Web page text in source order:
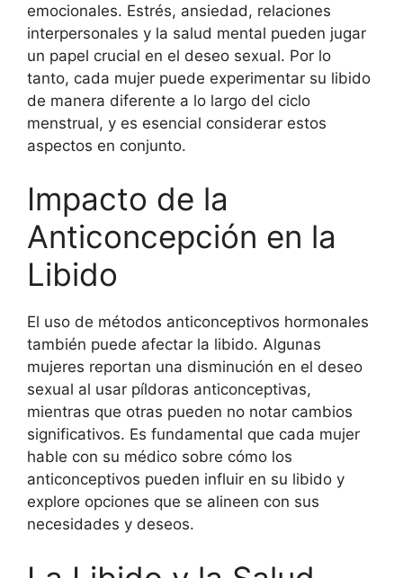
emocionales. Estrés, ansiedad, relaciones
interpersonales y la salud mental pueden jugar
un papel crucial en el deseo sexual. Por lo
tanto, cada mujer puede experimentar su libido
de manera diferente a lo largo del ciclo
menstrual, y es esencial considerar estos
aspectos en conjunto.
Impacto de la
Anticoncepción en la
Libido
El uso de métodos anticonceptivos hormonales
también puede afectar la libido. Algunas
mujeres reportan una disminución en el deseo
sexual al usar píldoras anticonceptivas,
mientras que otras pueden no notar cambios
significativos. Es fundamental que cada mujer
hable con su médico sobre cómo los
anticonceptivos pueden influir en su libido y
explore opciones que se alineen con sus
necesidades y deseos.